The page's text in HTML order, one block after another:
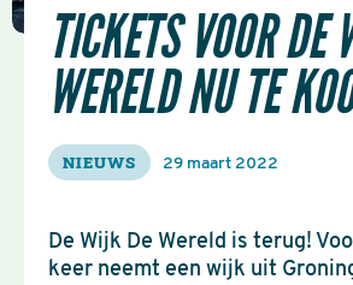
TICKETS VOOR DE
WERELD NU TE
NIEUWS 29 maart 2022
De Wijk De Wereld is terug!
keer neemt een wijk uit